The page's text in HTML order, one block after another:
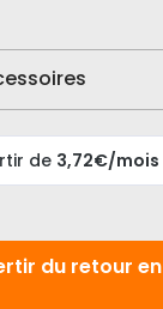
du retour en